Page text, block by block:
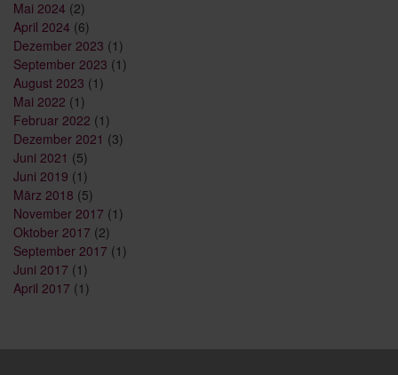
Mai 2024 (2)
April 2024 (6)
Dezember 2023 (1)
September 2023 (1)
August 2023 (1)
Mai 2022 (1)
Februar 2022 (1)
Dezember 2021 (3)
Juni 2021 (5)
Juni 2019 (1)
März 2018 (5)
November 2017 (1)
Oktober 2017 (2)
September 2017 (1)
Juni 2017 (1)
April 2017 (1)